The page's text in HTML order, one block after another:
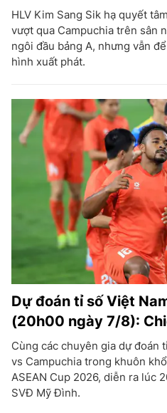
HLV Kim Sang Sik hạ quyết
vượt qua Campuchia trên sân
ngôi đầu bảng A, nhưng vẫn
hình xuất phát.
Dự đoán tỉ số Việt
(20h00 ngày 7/8):
Cùng các chuyên gia dự đoán
vs Campuchia trong khuôn
ASEAN Cup 2026, diễn ra lúc
SVĐ Mỹ Đình.